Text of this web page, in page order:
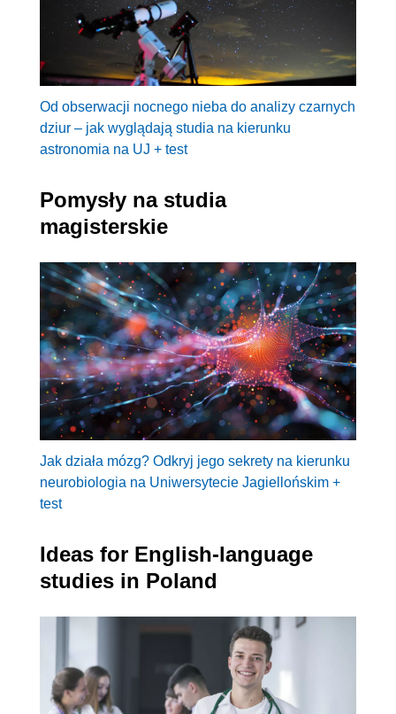
Od obserwacji nocnego nieba do analizy czarnych
dziur – jak wyglądają studia na kierunku
astronomia na UJ + test
Pomysły na studia
magisterskie
Jak działa mózg? Odkryj jego sekrety na kierunku
neurobiologia na Uniwersytecie Jagiellońskim +
test
Ideas for English-language
studies in Poland